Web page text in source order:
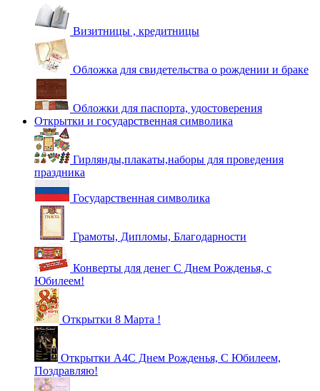
Визитницы , кредитницы
Обложка для свидетельства о рождении и браке
Обложки для паспорта, удостоверения
Открытки и государственная символика
Гирлянды,плакаты,наборы для проведения
праздника
Государственная символика
Грамоты, Дипломы, Благодарности
Конверты для денег С Днем Рожденья, с
Юбилеем!
Открытки 8 Марта !
Открытки А4С Днем Рожденья, С Юбилеем,
Поздравляю!